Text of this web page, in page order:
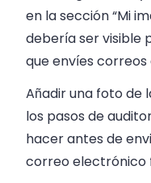
en la sección “Mi
debería ser visible
que envíes
Añadir una foto de
los pasos de
hacer antes de
correo electrónico